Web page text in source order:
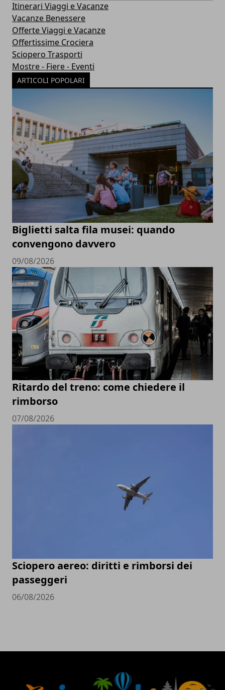
Itinerari Viaggi e Vacanze
Vacanze Benessere
Offerte Viaggi e Vacanze
Offertissime Crociera
Sciopero Trasporti
Mostre - Fiere - Eventi
ARTICOLI POPOLARI
Biglietti salta fila musei: quando
convengono davvero
09/08/2026
Ritardo del treno: come chiedere il
rimborso
07/08/2026
Sciopero aereo: diritti e rimborsi dei
passeggeri
06/08/2026